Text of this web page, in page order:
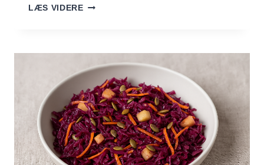
LÆS VIDERERØDKÅLSSALAT
OG
BALSAMICO-
HONNINGDRESSING